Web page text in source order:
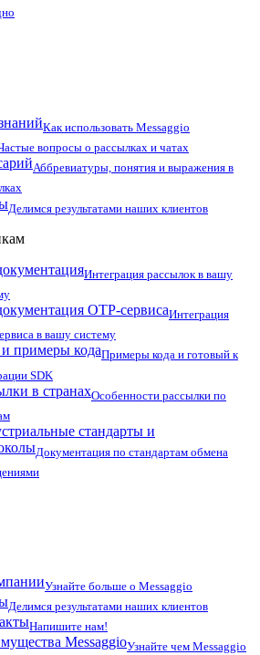
Как использовать Messaggio
вопросы о рассылках и чатах
Аббревиатуры, понятия и выражения в
Делимся результатами наших клиентов
Интеграция рассылок в вашу
OTP-сервисаИнтеграция
в вашу систему
примеры кодаПримеры кода и готовый к
SDK
в странахОсобенности рассылки по
стандарты и
Документация по стандартам обмена
Узнайте больше о Messaggio
Делимся результатами наших клиентов
Напишите нам!
MessaggioУзнайте чем Messaggio